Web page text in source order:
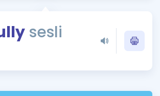
Takvimi
sesli